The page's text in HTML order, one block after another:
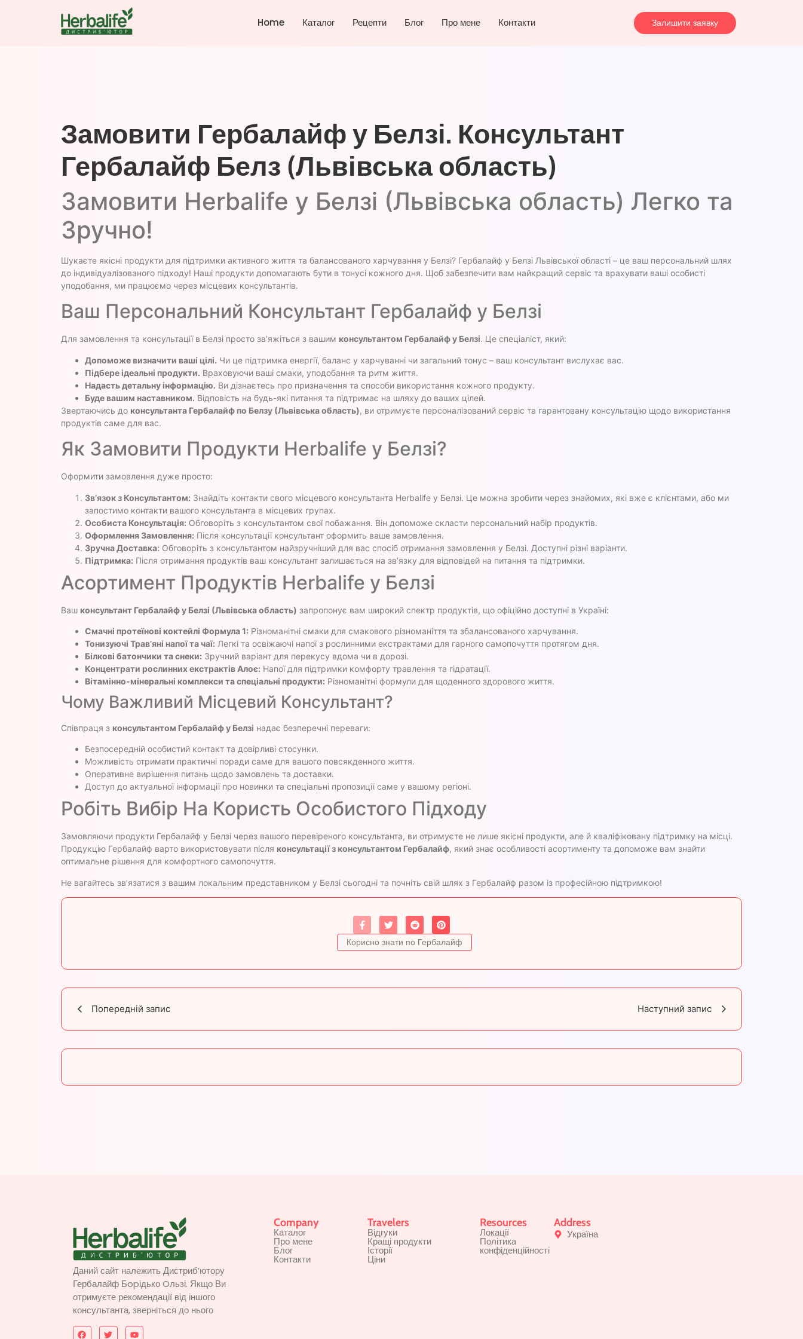
Home Каталог Рецепти Блог Про мене Контакти Залишити заявку
Замовити Гербалайф у Белзі. Консультант
Гербалайф Белз (Львівська область)
Замовити Herbalife у Белзі (Львівська область) Легко та
Зручно!
Шукаєте якісні продукти для підтримки активного життя та балансованого харчування у Белзі? Гербалайф у Белзі Львівської області – це ваш персональний шлях
до індивідуалізованого підходу! Наші продукти допомагають бути в тонусі кожного дня. Щоб забезпечити вам найкращий сервіс та врахувати ваші особисті
уподобання, ми працюємо через місцевих консультантів.
Ваш Персональний Консультант Гербалайф у Белзі
Для замовлення та консультації в Белзі просто зв’яжіться з вашим консультантом Гербалайф у Белзі. Це спеціаліст, який:
Допоможе визначити ваші цілі. Чи це підтримка енергії, баланс у харчуванні чи загальний тонус – ваш консультант вислухає вас.
Підбере ідеальні продукти. Враховуючи ваші смаки, уподобання та ритм життя.
Надасть детальну інформацію. Ви дізнаєтесь про призначення та способи використання кожного продукту.
Буде вашим наставником. Відповість на будь-які питання та підтримає на шляху до ваших цілей.
Звертаючись до консультанта Гербалайф по Белзу (Львівська область), ви отримуєте персоналізований сервіс та гарантовану консультацію щодо використання
продуктів саме для вас.
Як Замовити Продукти Herbalife у Белзі?
Оформити замовлення дуже просто:
Зв’язок з Консультантом: Знайдіть контакти свого місцевого консультанта Herbalife у Белзі. Це можна зробити через знайомих, які вже є клієнтами, або ми
запостимо контакти вашого консультанта в місцевих групах.
Особиста Консультація: Обговоріть з консультантом свої побажання. Він допоможе скласти персональний набір продуктів.
Оформлення Замовлення: Після консультації консультант оформить ваше замовлення.
Зручна Доставка: Обговоріть з консультантом найзручніший для вас спосіб отримання замовлення у Белзі. Доступні різні варіанти.
Підтримка: Після отримання продуктів ваш консультант залишається на зв’язку для відповідей на питання та підтримки.
Асортимент Продуктів Herbalife у Белзі
Ваш консультант Гербалайф у Белзі (Львівська область) запропонує вам широкий спектр продуктів, що офіційно доступні в Україні:
Смачні протеїнові коктейлі Формула 1: Різноманітні смаки для смакового різноманіття та збалансованого харчування.
Тонизуючі Трав’яні напої та чаї: Легкі та освіжаючі напої з рослинними екстрактами для гарного самопочуття протягом дня.
Білкові батончики та снеки: Зручний варіант для перекусу вдома чи в дорозі.
Концентрати рослинних екстрактів Алоє: Напої для підтримки комфорту травлення та гідратації.
Вітамінно-мінеральні комплекси та спеціальні продукти: Різноманітні формули для щоденного здорового життя.
Чому Важливий Місцевий Консультант?
Співпраця з консультантом Гербалайф у Белзі надає безперечні переваги:
Безпосередній особистий контакт та довірливі стосунки.
Можливість отримати практичні поради саме для вашого повсякденного життя.
Оперативне вирішення питань щодо замовлень та доставки.
Доступ до актуальної інформації про новинки та спеціальні пропозиції саме у вашому регіоні.
Робіть Вибір На Користь Особистого Підходу
Замовляючи продукти Гербалайф у Белзі через вашого перевіреного консультанта, ви отримуєте не лише якісні продукти, але й кваліфіковану підтримку на місці.
Продукцію Гербалайф варто використовувати після консультації з консультантом Гербалайф, який знає особливості асортименту та допоможе вам знайти
оптимальне рішення для комфортного самопочуття.
Не вагайтесь зв’язатися з вашим локальним представником у Белзі сьогодні та почніть свій шлях з Гербалайф разом із професійною підтримкою!
Корисно знати по Гербалайф
Попередній запис Наступний запис
Даний сайт належить Дистриб’ютору
Гербалайф Бopідько Oльзі. Якщо Ви
отримуєте рекомендації від іншого
консультанта, зверніться до нього
Company
Каталог
Про мене
Блог
Контакти
Travelers
Відгуки
Кращі продукти
Історії
Ціни
Resources
Локації
Політика
конфіденційності
Address
Україна